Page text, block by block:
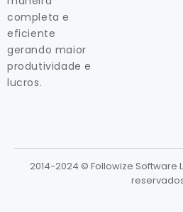
completa e
eficiente
gerando maior
produtividade e
lucros.
2014-2024 © Followize Software